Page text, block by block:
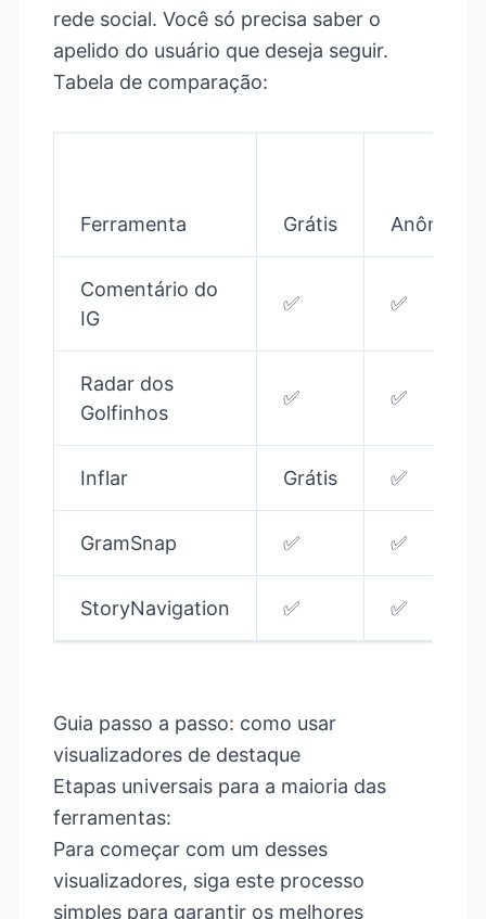
rede social. Você só precisa saber o
apelido do usuário que deseja seguir.
Tabela de comparação:
Ferramenta Grátis Anônimo
Comentário do
IG
✅ ✅
Radar dos
Golfinhos
✅ ✅
Inflar Grátis ✅
GramSnap ✅ ✅
StoryNavigation ✅ ✅
Guia passo a passo: como usar
visualizadores de destaque
Etapas universais para a maioria das
ferramentas:
Para começar com um desses
visualizadores, siga este processo
simples para garantir os melhores